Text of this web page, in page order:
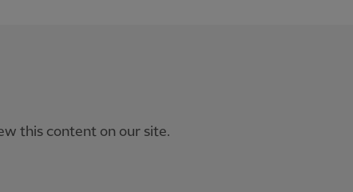
this content on our site.